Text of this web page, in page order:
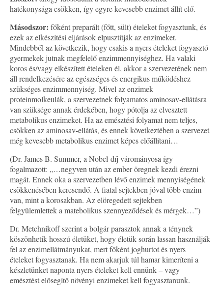
hatékonysága csökken, így egyre kevesebb enzimet állít elő.
Másodszor: főként preparált (főtt, sült) ételeket fogyasztunk, és
ezek az elkészítési eljárások elpusztítják az enzimeket.
Mindebből az következik, hogy csakis a nyers ételeket fogyasztó
gyermekek jutnak megfelelő enzimmennyiséghez. Ha valaki
koros és/vagy elkészített ételeken él, akkor a szervezetének nem
áll rendelkezésére az egészséges és energikus működéshez
szükséges enzimmennyiség. Mivel az enzimek
proteinmolkeulák, a szervezetnek folyamatos aminosav-ellátásra
van szüksége annak érdekében, hogy pótolja az elvesztett
metabolikus enzimeket. Ha az emésztési folyamat nem teljes,
csökken az aminosav-ellátás, és ennek következtében a szervezet
még kevesebb metabolikus enzimet képes előállítani…
(Dr. James B. Summer, a Nobel-díj várományosa így
fogalmazott: „…negyven után az ember öregnek kezdi érezni
magát. Ennek oka a szervezetben lévő enzimek mennyiségének
csökkenésében keresendő. A fiatal sejtekben jóval több enzim
van, mint a korosakban. Az elöregedett sejtekben
felgyülemlettek a matebolikus szennyeződések és mérgek…”)
Dr. Metchnikoff szerint a bolgár parasztok annak a ténynek
köszönhetik hosszú életüket, hogy életük során lassan használják
fel az enzimellátmányukat, mert főként joghurtot és nyers
ételeket fogyasztanak. Ha nem akarjuk túl hamar kimeríteni a
készletünket naponta nyers ételeket kell ennünk – vagy
emésztést elősegítő növényi enzimeket kell fogyasztanunk.